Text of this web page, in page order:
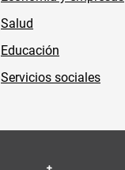
Salud
Educación
Servicios sociales